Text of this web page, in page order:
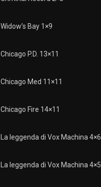
Widow’s Bay 1×9
Chicago P.D. 13×11
Chicago Med 11×11
Chicago Fire 14×11
La leggenda di Vox Machina 4×6
La leggenda di Vox Machina 4×5